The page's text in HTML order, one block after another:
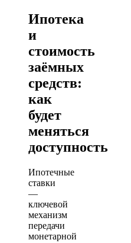
Ипотека
и
стоимость
заёмных
средств:
как
будет
меняться
доступность
Ипотечные
ставки
—
ключевой
механизм
передачи
монетарной